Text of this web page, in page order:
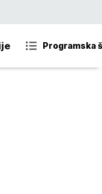
Programska